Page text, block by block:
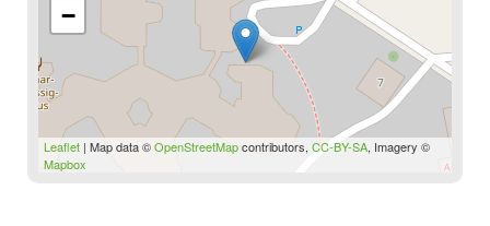
−
Leaflet | Map data ©OpenStreetMapcontributors, CC-BY-SA, Imagery ©
Mapbox